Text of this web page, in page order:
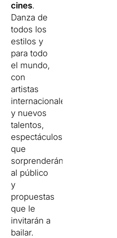
cines.
Danza de
todos los
estilos y
para todo
el mundo,
con
artistas
internacionales
y nuevos
talentos,
espectáculos
que
sorprenderán
al público
y
propuestas
que le
invitarán a
bailar.